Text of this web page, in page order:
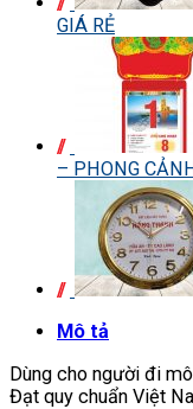
GIÁ RẺ
– PHONG
Mô tả
Dùng cho người đi
Đạt quy chuẩn Việt